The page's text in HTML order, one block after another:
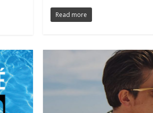
Read more